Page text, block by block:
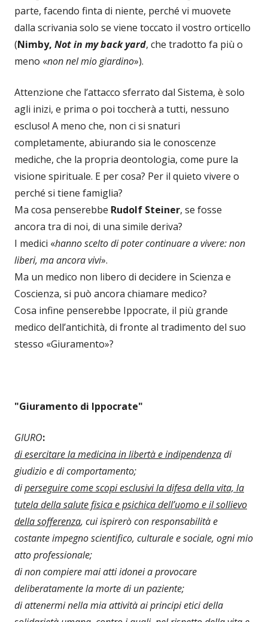
parte, facendo finta di niente, perché vi muovete
dalla scrivania solo se viene toccato il vostro orticello
(Nimby, Not in my back yard, che tradotto fa più o
meno «non nel mio giardino»).
Attenzione che l’attacco sferrato dal Sistema, è solo
agli inizi, e prima o poi toccherà a tutti, nessuno
escluso! A meno che, non ci si snaturi
completamente, abiurando sia le conoscenze
mediche, che la propria deontologia, come pure la
visione spirituale. E per cosa? Per il quieto vivere o
perché si tiene famiglia?
Ma cosa penserebbe Rudolf Steiner, se fosse
ancora tra di noi, di una simile deriva?
I medici «hanno scelto di poter continuare a vivere: non
liberi, ma ancora vivi».
Ma un medico non libero di decidere in Scienza e
Coscienza, si può ancora chiamare medico?
Cosa infine penserebbe Ippocrate, il più grande
medico dell’antichità, di fronte al tradimento del suo
stesso «Giuramento»?
"Giuramento di Ippocrate"
GIURO:
di esercitare la medicina in libertà e indipendenzadi
giudizio e di comportamento;
diperseguire come scopi esclusivi la difesa della vita, la
tutela della salute fisica e psichica dell’uomo e il sollievo
della sofferenza, cui ispirerò con responsabilità e
costante impegno scientifico, culturale e sociale, ogni mio
atto professionale;
di non compiere mai atti idonei a provocare
deliberatamente la morte di un paziente;
di attenermi nella mia attività ai principi etici della